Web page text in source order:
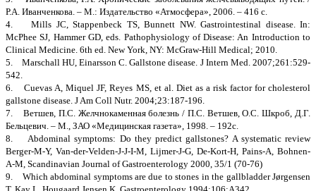
Р.А. Иванченкова. – М.: Издательство «Атмосфера», 2006. – 416 с.
4. Mills JC, Stappenbeck TS, Bunnett NW. Gastrointestinal disease. In:
McPhee SJ, Hammer GD, eds. Pathophysiology of Disease: An Introduction to
Clinical Medicine. 6th ed. New York, NY: McGraw-Hill Medical; 2010.
5. Marschall HU, Einarsson C. Gallstone disease. J Intern Med. 2007;261:529-
542.
6. Cuevas A, Miquel JF, Reyes MS, et al. Diet as a risk factor for cholesterol
gallstone disease. J Am Coll Nutr. 2004;23:187-196.
7. Ветшев, П.С. Желчнокаменная болезнь / П.С. Ветшев, О.С. Шкроб, Д.Г.
Бельцевич. – М., ЗАО «Медицинская газета», 1998. – 192с.
8. Abdominal symptoms: Do they predict gallstones? A systematic review
Berger-M-Y, Van-der-Velden-J-J-I-M, Lijmer-J-G, De-Kort-H, Pains-A, Bohnen-
A-M, Scandinavian Journal of Gastroenterology 2000, 35/1 (70-76)
9. Which abdominal symptoms are due to stones in the gallbladder Jørgensen